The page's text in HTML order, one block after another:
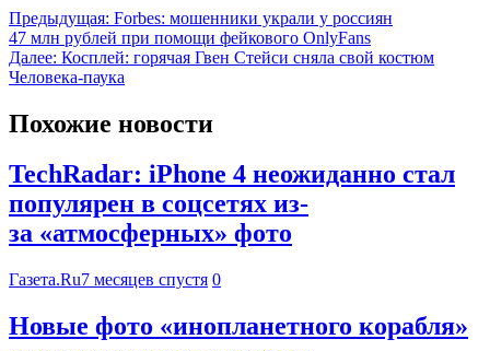
Предыдущая: Forbes: мошенники украли у россиян
47 млн рублей при помощи фейкового OnlyFans
Далее: Косплей: горячая Гвен Стейси сняла свой костюм
Человека-паука
Похожие новости
TechRadar: iPhone 4 неожиданно стал
популярен в соцсетях из-
за «атмосферных» фото
Газета.Ru7 месяцев спустя 0
Новые фото «инопланетного корабля»